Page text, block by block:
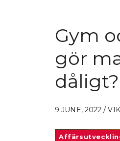
Gym
gör
dåligt?
9 JUNE, 2022 /